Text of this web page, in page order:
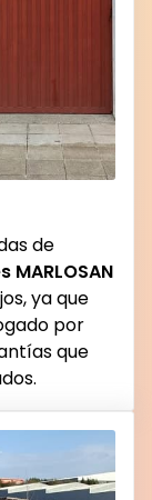
de
ya que
por
que